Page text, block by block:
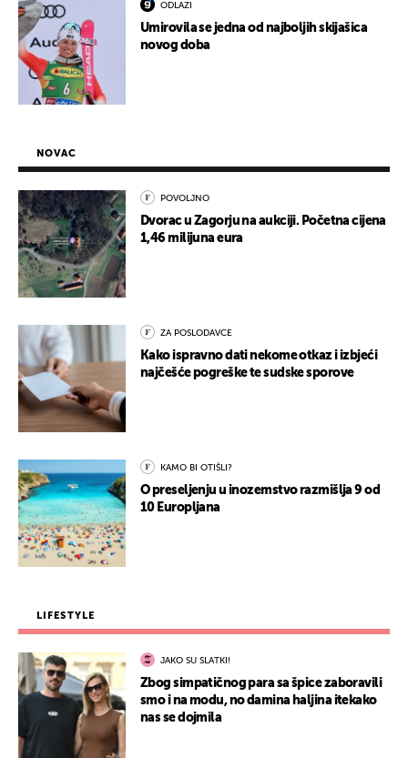
ODLAZI
Umirovila se jedna od najboljih skijašica
novog doba
NOVAC
POVOLJNO
Dvorac u Zagorju na aukciji. Početna cijena
1,46 milijuna eura
ZA POSLODAVCE
Kako ispravno dati nekome otkaz i izbjeći
najčešće pogreške te sudske sporove
KAMO BI OTIŠLI?
O preseljenju u inozemstvo razmišlja 9 od
10 Europljana
LIFESTYLE
JAKO SU SLATKI!
Zbog simpatičnog para sa špice zaboravili
smo i na modu, no damina haljina itekako
nas se dojmila